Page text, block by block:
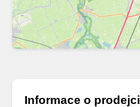
Informace o prodejci